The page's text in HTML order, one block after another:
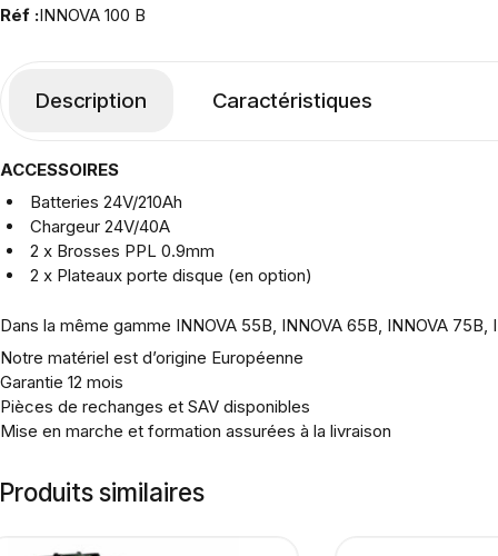
Réf :INNOVA 100 B
Description Caractéristiques
ACCESSOIRES
Batteries 24V/210Ah
Chargeur 24V/40A
2 x Brosses PPL 0.9mm
2 x Plateaux porte disque (en option)
Dans la même gamme INNOVA 55B, INNOVA 65B, INNOVA 75B,
Notre matériel est d’origine Européenne
Garantie 12 mois
Pièces de rechanges et SAV disponibles
Mise en marche et formation assurées à la livraison
Produits similaires